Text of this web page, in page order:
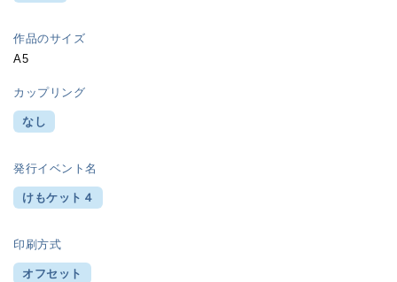
作品のサイズ
A5
カップリング
なし
発行イベント名
けもケット４
印刷方式
オフセット